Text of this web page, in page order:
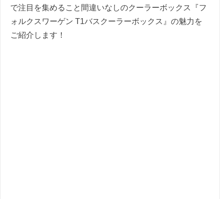
で注目を集めること間違いなしのクーラーボックス『フ
ォルクスワーゲン T1バスクーラーボックス』の魅力を
ご紹介します！